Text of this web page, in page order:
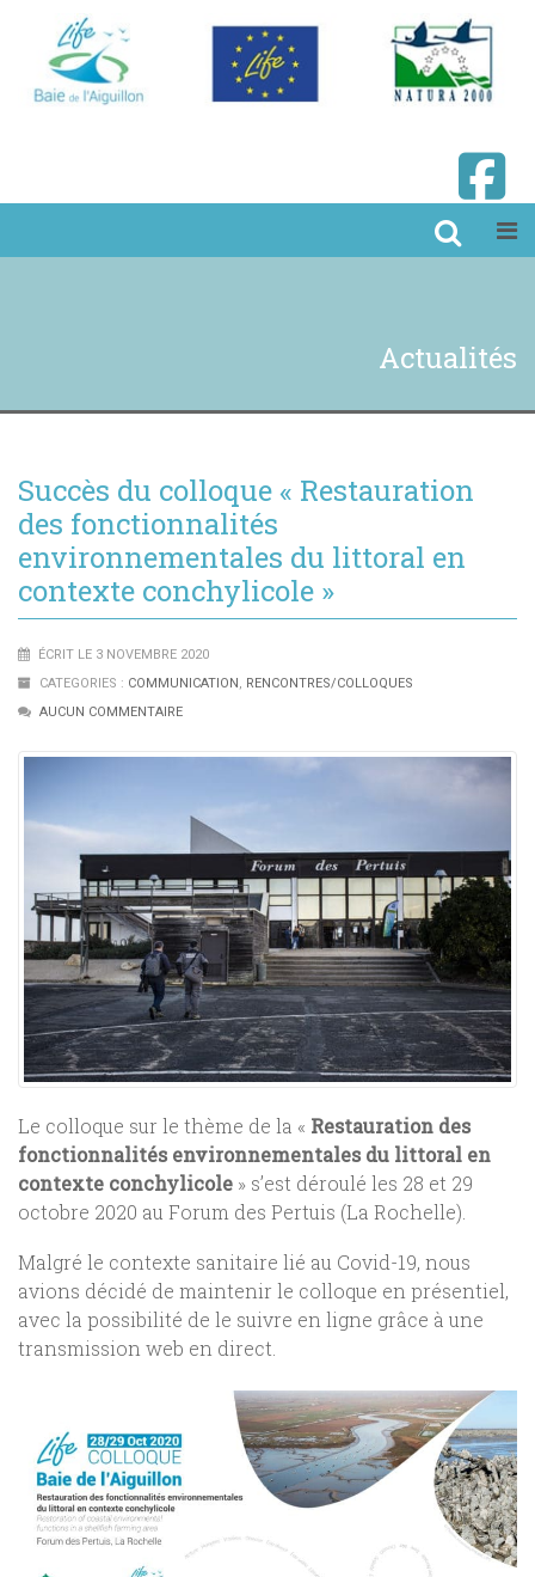
Actualités
Succès du colloque « Restauration
des fonctionnalités
environnementales du littoral en
contexte conchylicole »
ÉCRIT LE 3 NOVEMBRE 2020
CATEGORIES : COMMUNICATION , RENCONTRES/COLLOQUES
AUCUN COMMENTAIRE
Le colloque sur le thème de la « Restauration des
fonctionnalités environnementales du littoral en
contexte conchylicole » s’est déroulé les 28 et 29
octobre 2020 au Forum des Pertuis (La Rochelle).
Malgré le contexte sanitaire lié au Covid-19, nous
avions décidé de maintenir le colloque en présentiel,
avec la possibilité de le suivre en ligne grâce à une
transmission web en direct.